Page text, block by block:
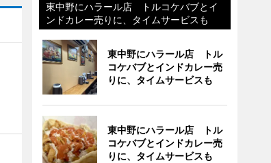
東中野にハラール店 トルコケバブとイ
ンドカレー売りに、タイムサービスも
東中野にハラール店 トル
コケバブとインドカレー売
りに、タイムサービスも
東中野にハラール店 トル
コケバブとインドカレー売
りに、タイムサービスも